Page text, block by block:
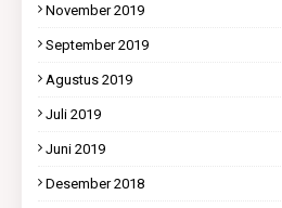
November 2019
September 2019
Agustus 2019
Juli 2019
Juni 2019
Desember 2018